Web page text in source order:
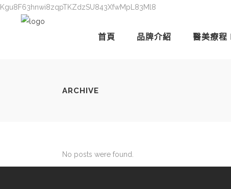
Kgu8F63hnwi8zqpTKZdzSU843XfwMpL83Ml8
首頁 品牌介紹 醫美療程
ARCHIVE
No posts were found.